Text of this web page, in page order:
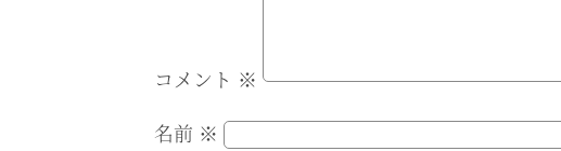
コメント ※
名前 ※